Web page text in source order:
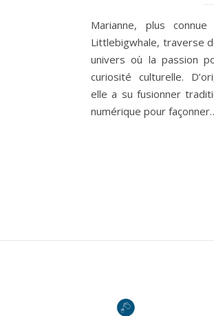
Marianne, plus
Littlebigwhale, traverse
univers où la passion
curiosité culturelle.
elle a su fusionner
numérique pour